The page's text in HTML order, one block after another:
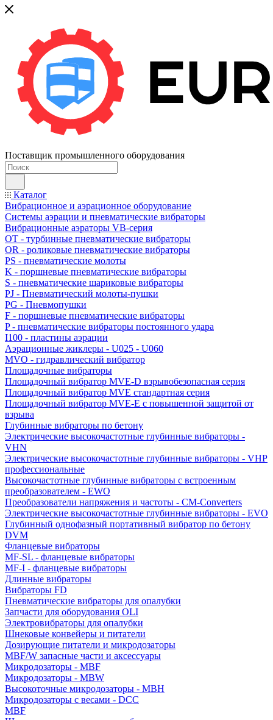
Поставщик промышленного оборудования
Каталог
Вибрационное и аэрационное оборудование
Системы аэрации и пневматические вибраторы
Вибрационные аэраторы VB-серия
OT - турбинные пневматические вибраторы
OR - роликовые пневматические вибраторы
PS - пневматические молоты
K - поршневые пневматические вибраторы
S - пневматические шариковые вибраторы
PJ - Пневматический молоты-пушки
PG - Пневмопушки
F - поршневые пневматические вибраторы
P - пневматические вибраторы постоянного удара
I100 - пластины аэрации
Аэрационные жиклеры - U025 - U060
MVO - гидравлический вибратор
Площадочные вибраторы
Площадочный вибратор MVE-D взрывобезопасная серия
Площадочный вибратор MVE стандартная серия
Площадочный вибратор MVE-E с повышенной защитой от
взрыва
Глубинные вибраторы по бетону
Электрические высокочастотные глубинные вибраторы -
VHN
Электрические высокочастотные глубинные вибраторы - VHP
профессиональные
Высокочастотные глубинные вибраторы с встроенным
преобразователем - EWO
Преобразователи напряжения и частоты - CM-Converters
Электрические высокочастотные глубинные вибраторы - EVO
Глубинный однофазный портативный вибратор по бетону
DVM
Фланцевые вибраторы
MF-SL - фланцевые вибраторы
MF-I - фланцевые вибраторы
Длинные вибраторы
Вибраторы FD
Пневматические вибраторы для опалубки
Запчасти для оборудования OLI
Электровибраторы для опалубки
Шнековые конвейеры и питатели
Дозирующие питатели и микродозаторы
MBF/W запасные части и аксессуары
Микродозаторы - MBF
Микродозаторы - MBW
Высокоточные микродозаторы - MBH
Микродозаторы с весами - DCC
MBF